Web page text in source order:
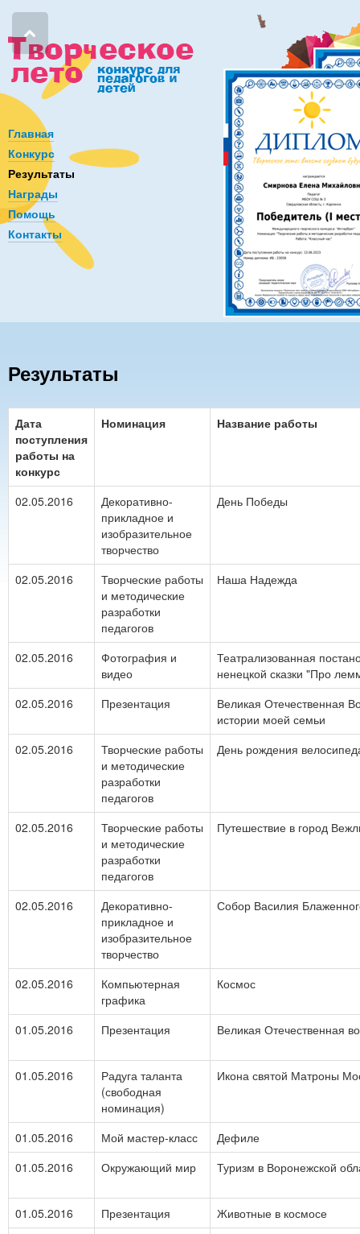
Главная
Конкурс
Результаты
Награды
Помощь
Контакты
Результаты
Дата
поступления
работы на
конкурс
Номинация Название работы
02.05.2016
Декоративно-
прикладное и
изобразительное
творчество
День Победы
02.05.2016
Творческие работы
и методические
разработки
педагогов
Наша Надежда
02.05.2016
Фотография и
видео
Театрализованная
ненецкой сказки "Про
02.05.2016
Презентация
Великая Отечественная
истории моей семьи
02.05.2016
Творческие работы
и методические
разработки
педагогов
День рождения
02.05.2016
Творческие работы
и методические
разработки
педагогов
Путешествие в город
02.05.2016
Декоративно-
прикладное и
изобразительное
творчество
Собор Василия
02.05.2016
Компьютерная
графика
Космос
01.05.2016 Презентация Великая Отечественная
01.05.2016
Радуга таланта
(свободная
номинация)
Икона святой Матроны
01.05.2016 Мой мастер-класс
Дефиле
01.05.2016
Окружающий мир Туризм в Воронежской
01.05.2016 Презентация
Животные в космосе